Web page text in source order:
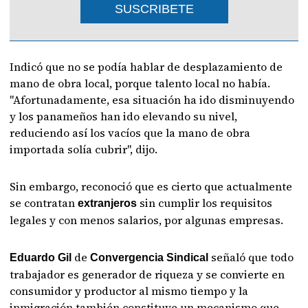
SUSCRIBETE
Indicó que no se podía hablar de desplazamiento de
mano de obra local, porque talento local no había.
"Afortunadamente, esa situación ha ido disminuyendo
y los panameños han ido elevando su nivel,
reduciendo así los vacíos que la mano de obra
importada solía cubrir", dijo.
Sin embargo, reconoció que es cierto que actualmente
se contratanextranjeros sin cumplir los requisitos
legales y con menos salarios, por algunas empresas.
Eduardo Gil deConvergencia Sindical señaló que todo
trabajador es generador de riqueza y se convierte en
consumidor y productor al mismo tiempo y la